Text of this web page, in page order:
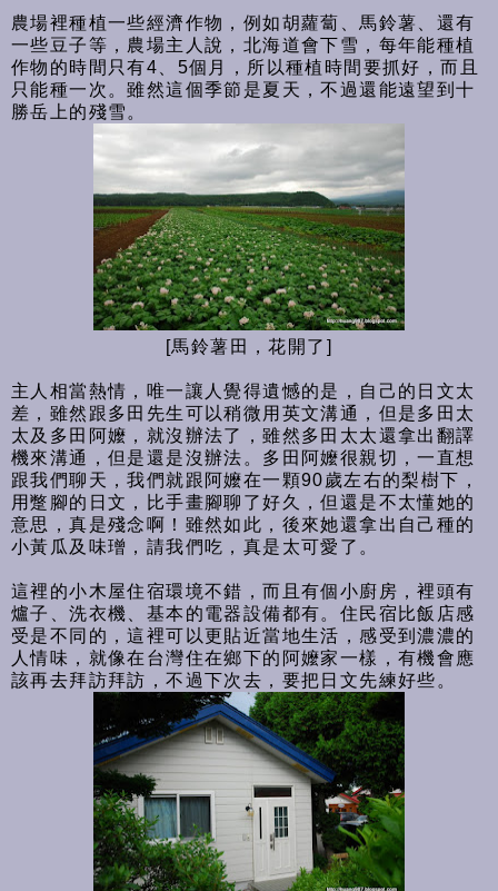
農場裡種植一些經濟作物，例如胡蘿蔔、馬鈴薯、還有
一些豆子等，農場主人說，北海道會下雪，每年能種植
作物的時間只有4、5個月，所以種植時間要抓好，而且
只能種一次。雖然這個季節是夏天，不過還能遠望到十
勝岳上的殘雪。
[馬鈴薯田，花開了]
主人相當熱情，唯一讓人覺得遺憾的是，自己的日文太
差，雖然跟多田先生可以稍微用英文溝通，但是多田太
太及多田阿嬤，就沒辦法了，雖然多田太太還拿出翻譯
機來溝通，但是還是沒辦法。多田阿嬤很親切，一直想
跟我們聊天，我們就跟阿嬤在一顆90歲左右的梨樹下，
用蹩腳的日文，比手畫腳聊了好久，但還是不太懂她的
意思，真是殘念啊！雖然如此，後來她還拿出自己種的
小黃瓜及味璔，請我們吃，真是太可愛了。
這裡的小木屋住宿環境不錯，而且有個小廚房，裡頭有
爐子、洗衣機、基本的電器設備都有。住民宿比飯店感
受是不同的，這裡可以更貼近當地生活，感受到濃濃的
人情味，就像在台灣住在鄉下的阿嬤家一樣，有機會應
該再去拜訪拜訪，不過下次去，要把日文先練好些。